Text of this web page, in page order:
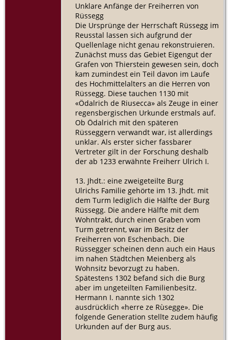
Unklare Anfänge der Freiherren von
Rüssegg
Die Ursprünge der Herrschaft Rüssegg im
Reusstal lassen sich aufgrund der
Quellenlage nicht genau rekonstruieren.
Zunächst muss das Gebiet Eigengut der
Grafen von Thierstein gewesen sein, doch
kam zumindest ein Teil davon im Laufe
des Hochmittelalters an die Herren von
Rüssegg. Diese tauchen 1130 mit
«Ödalrich de Riusecca» als Zeuge in einer
regensbergischen Urkunde erstmals auf.
Ob Ödalrich mit den späteren
Rüsseggern verwandt war, ist allerdings
unklar. Als erster sicher fassbarer
Vertreter gilt in der Forschung deshalb
der ab 1233 erwähnte Freiherr Ulrich I.
13. Jhdt.: eine zweigeteilte Burg
Ulrichs Familie gehörte im 13. Jhdt. mit
dem Turm lediglich die Hälfte der Burg
Rüssegg. Die andere Hälfte mit dem
Wohntrakt, durch einen Graben vom
Turm getrennt, war im Besitz der
Freiherren von Eschenbach. Die
Rüssegger scheinen denn auch ein Haus
im nahen Städtchen Meienberg als
Wohnsitz bevorzugt zu haben.
Spätestens 1302 befand sich die Burg
aber im ungeteilten Familienbesitz.
Hermann I. nannte sich 1302
ausdrücklich «herre ze Rùsegge». Die
folgende Generation stellte zudem häufig
Urkunden auf der Burg aus.